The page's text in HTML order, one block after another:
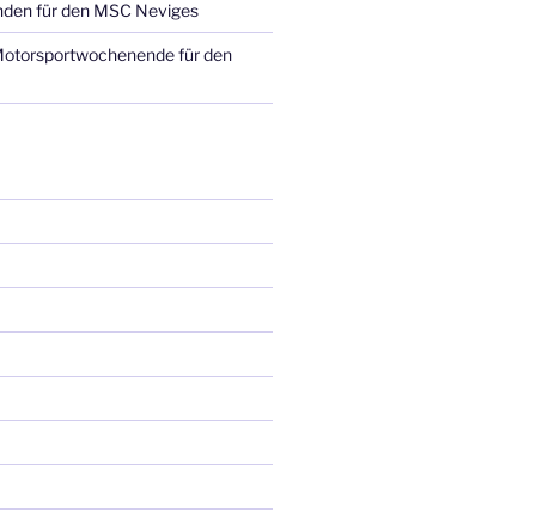
für den MSC Neviges
für den